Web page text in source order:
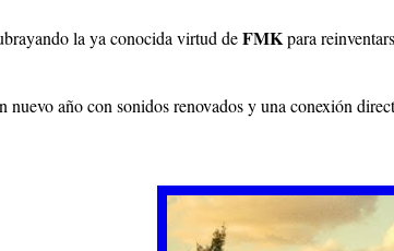
la ya conocida virtud deFMKpara
nuevo año con sonidos renovados y una conexión